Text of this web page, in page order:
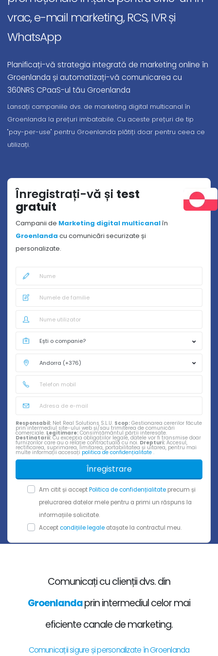
vrac, e-mail marketing, RCS, IVR și
WhatsApp
Planificați-vă strategia integrată de marketing online în
Groenlanda și automatizați-vă comunicarea cu
360NRS CPaaS-ul tău Groenlanda
Lansați campaniile dvs. de marketing digital multicanal în
Groenlanda la prețuri imbatabile. Cu aceste prețuri de tip
"pay-per-use" pentru Groenlanda plătiți doar pentru ceea ce
utilizați.
Înregistrați-vă și test
gratuit
Campanii de Marketing digital multicanalîn
Groenlanda cu comunicări securizate și
personalizate.
Responsabil: Net Real Solutions S.L.U. Scop: Gestionarea cererilor făcute
prin intermediul site-ului web și/sau trimiterea de comunicări
comerciale. Legitimare: Consimțământul părții interesate.
Destinatarii: Cu excepția obligațiilor legale, datele vor fi transmise doar
furnizorilor care au o relație contractuală cu noi. Drepturi: Accesul,
rectificarea, suprimarea, limitarea, portabilitatea și uitarea, pentru mai
multe informații accesați politica de confidențialitate .
Înregistrare
Am citit și acceptPolitica de confidențialitate precum și
prelucrarea datelor mele pentru a primi un răspuns la
informațiile solicitate.
Acceptcondițiile legale atașate la contractul meu.
Comunicați cu clienții dvs. din
Groenlandaprin intermediul celor mai
eficiente canale de marketing.
Comunicații sigure și personalizate în Groenlanda